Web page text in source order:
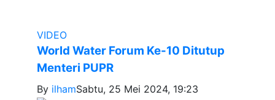
VIDEO
World Water Forum Ke-10 Ditutup
Menteri PUPR
By ilhamSabtu, 25 Mei 2024, 19:23